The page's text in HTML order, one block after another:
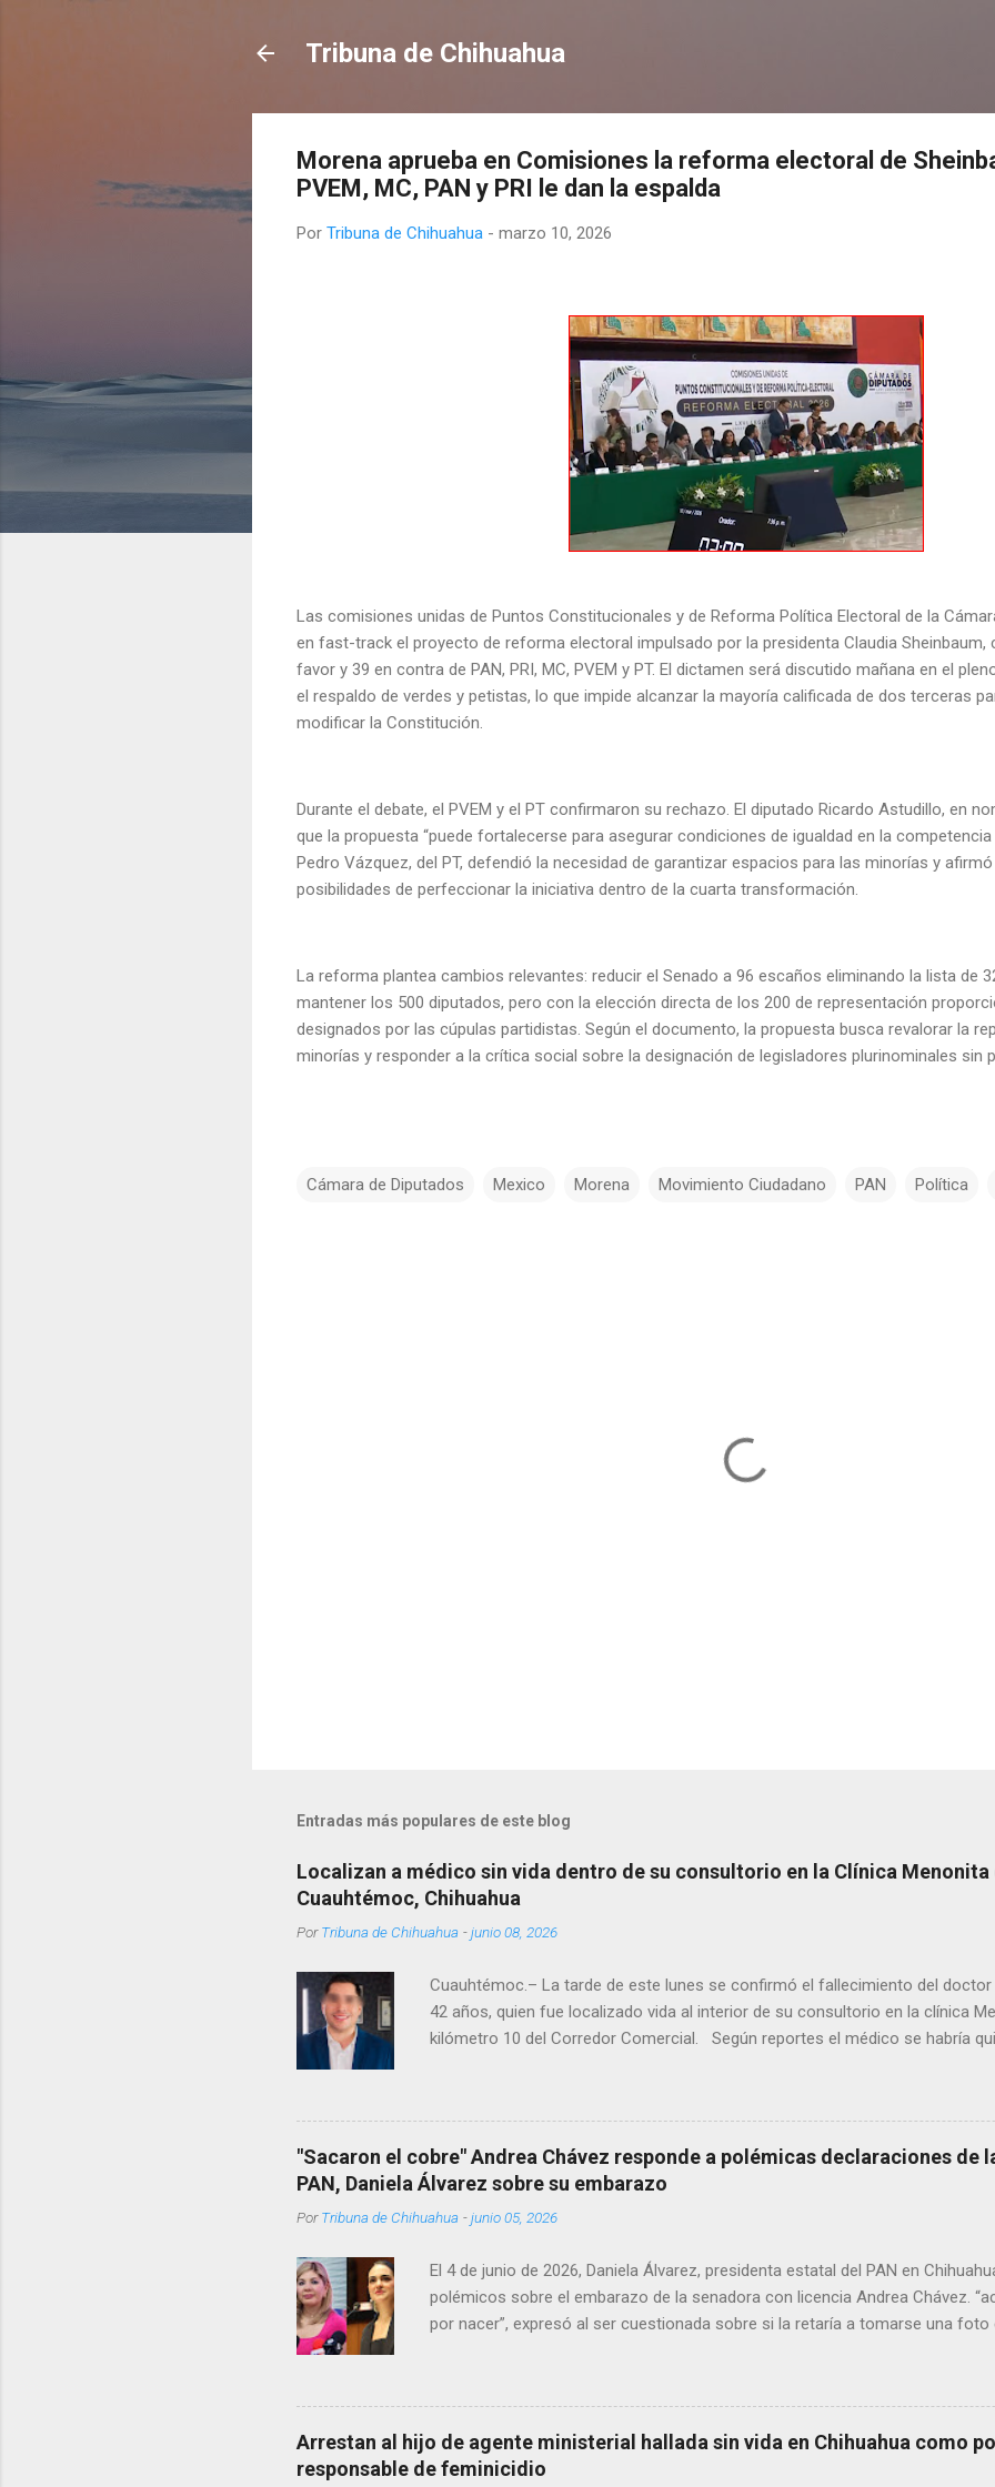
Tribuna de Chihuahua
Morena aprueba en Comisiones la reforma electoral de
PVEM, MC, PAN y PRI le dan la espalda
Por Tribuna de Chihuahua - marzo 10, 2026
Las comisiones unidas de Puntos Constitucionales y de Reforma Política Electoral de la
en fast-track el proyecto de reforma electoral impulsado por la presidenta Claudia Sheinbaum,
favor y 39 en contra de PAN, PRI, MC, PVEM y PT. El dictamen será discutido mañana en el
el respaldo de verdes y petistas, lo que impide alcanzar la mayoría calificada de dos terceras
modificar la Constitución.
Durante el debate, el PVEM y el PT confirmaron su rechazo. El diputado Ricardo Astudillo, en
que la propuesta “puede fortalecerse para asegurar condiciones de igualdad en la
Pedro Vázquez, del PT, defendió la necesidad de garantizar espacios para las minorías y
posibilidades de perfeccionar la iniciativa dentro de la cuarta transformación.
La reforma plantea cambios relevantes: reducir el Senado a 96 escaños eliminando la lista de
mantener los 500 diputados, pero con la elección directa de los 200 de representación
designados por las cúpulas partidistas. Según el documento, la propuesta busca revalorar la
minorías y responder a la crítica social sobre la designación de legisladores plurinominales sin
Cámara de Diputados Mexico Morena Movimiento Ciudadano PAN Política
Entradas más populares de este blog
Localizan a médico sin vida dentro de su consultorio en la Clínica Menonita
Cuauhtémoc, Chihuahua
PorTribuna de Chihuahua -junio 08, 2026
Cuauhtémoc.– La tarde de este lunes se confirmó el fallecimiento del doctor
42 años, quien fue localizado vida al interior de su consultorio en la clínica
kilómetro 10 del Corredor Comercial. Según reportes el médico se habría
encontrándolo ya sin signos vitales. Erasmo Estrada, quien se desempeñó
Rotario en el periodo 2023–2024, era un médico reconocido en la región.
"Sacaron el cobre" Andrea Chávez responde a polémicas declaraciones de
PAN, Daniela Álvarez sobre su embarazo
PorTribuna de Chihuahua -junio 05, 2026
El 4 de junio de 2026, Daniela Álvarez, presidenta estatal del PAN en
polémicos sobre el embarazo de la senadora con licencia Andrea Chávez.
por nacer”, expresó al ser cuestionada sobre si la retaría a tomarse una foto
pregunta porque hay muchas emociones fuertes, ¿Qué tal si se le ocurre
¿Qué tal si se le ocurre cruzar y luego le den un susto, y pues la criatura se
tendrá que ser cuidadosa porque los personajes de Morena, cada que
favor, que pase que pase, que pase', todos están bajo esa amenaza
Arrestan al hijo de agente ministerial hallada sin vida en Chihuahua como
responsable de feminicidio